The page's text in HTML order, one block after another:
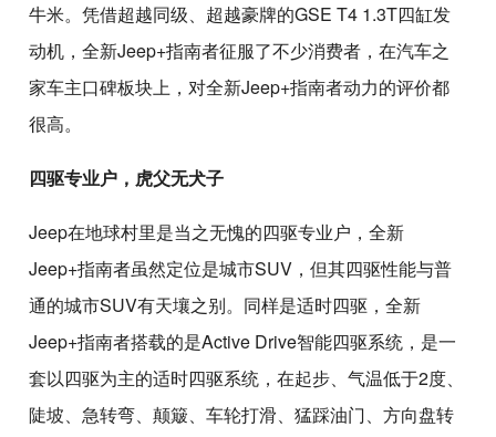
牛米。凭借超越同级、超越豪牌的GSE T4 1.3T四缸发
动机，全新Jeep+指南者征服了不少消费者，在汽车之
家车主口碑板块上，对全新Jeep+指南者动力的评价都
很高。
四驱专业户，虎父无犬子
Jeep在地球村里是当之无愧的四驱专业户，全新
Jeep+指南者虽然定位是城市SUV，但其四驱性能与普
通的城市SUV有天壤之别。同样是适时四驱，全新
Jeep+指南者搭载的是Active Drive智能四驱系统，是一
套以四驱为主的适时四驱系统，在起步、气温低于2度、
陡坡、急转弯、颠簸、车轮打滑、猛踩油门、方向盘转